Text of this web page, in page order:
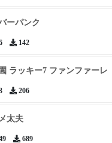
ーパンク
142
ラッキー7 ファンファーレ
206
太夫
689